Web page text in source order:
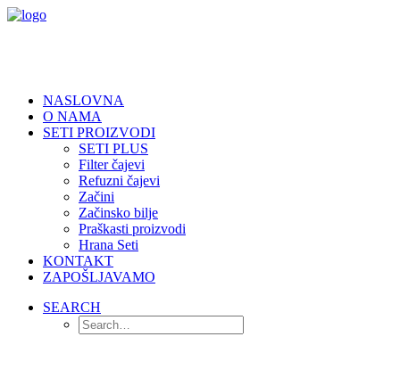
NASLOVNA
O NAMA
SETI PROIZVODI
SETI PLUS
Filter čajevi
Refuzni čajevi
Začini
Začinsko bilje
Praškasti proizvodi
Hrana Seti
KONTAKT
ZAPOŠLJAVAMO
SEARCH